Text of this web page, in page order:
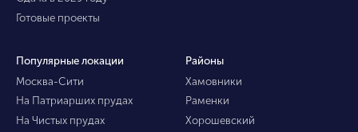
Готовые проекты
Популярные локации
Москва-Сити
На Патриарших прудах
На Чистых прудах
Районы
Хамовники
Раменки
Хорошевский